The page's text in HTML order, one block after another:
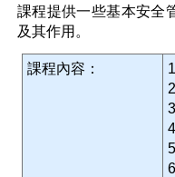
課程提供一些基本安全
及其作用。
課程內容：